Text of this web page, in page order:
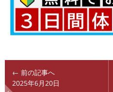
← 前の記事へ
2025年6月20日